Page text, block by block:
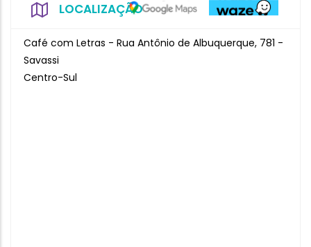
LOCALIZAÇÃO
Café com Letras - Rua Antônio de Albuquerque, 781 -
Savassi
Centro-Sul